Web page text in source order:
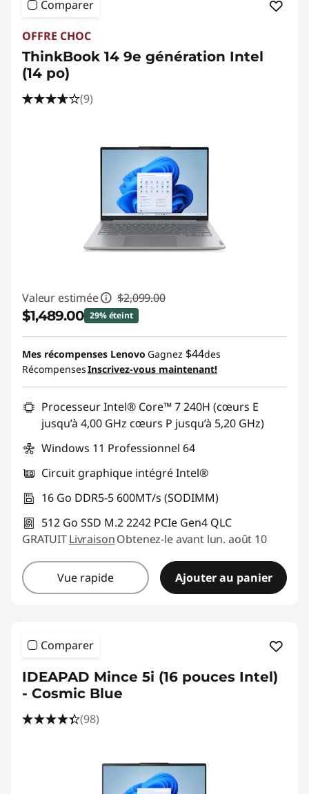
Comparer
OFFRE CHOC
ThinkBook 14 9e génération Intel
(14 po)
(9)
Valeur estimée $2,099.00
$1,489.00 29% éteint
Économies instantanées :-$610.00
Promo price: Max 5 units per order
Mes récompenses Lenovo Gagnez $44des
RécompensesInscrivez-vous maintenant!
Processeur Intel® Core™ 7 240H (cœurs E
jusqu’à 4,00 GHz cœurs P jusqu’à 5,20 GHz)
Windows 11 Professionnel 64
Circuit graphique intégré Intel®
16 Go DDR5-5 600MT/s (SODIMM)
512 Go SSD M.2 2242 PCIe Gen4 QLC
GRATUITLivraisonObtenez-le avant lun. août 10
Vue rapide Ajouter au panier
Comparer
IDEAPAD Mince 5i (16 pouces Intel)
- Cosmic Blue
(98)